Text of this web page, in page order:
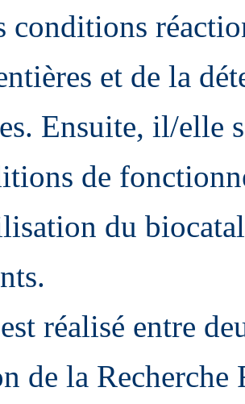
conditions
et de la
Ensuite, il/elle
de
du
réalisé entre
de la Recherche